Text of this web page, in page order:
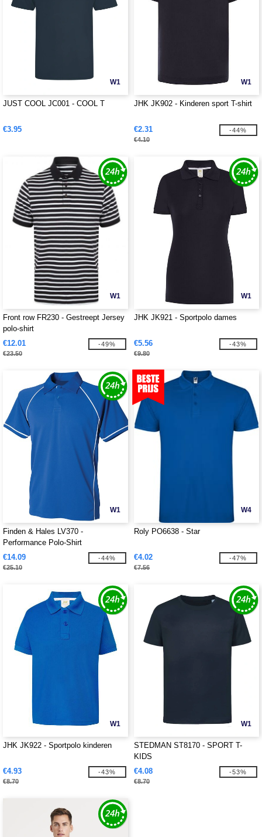
W1
JUST COOL JC001 - COOL T
€3.95
W1
JHK JK902 - Kinderen sport T-shirt
€2.31
€4.10
-44%
W1
Front row FR230 - Gestreept Jersey
polo-shirt
€12.01
€23.50
-49%
W1
JHK JK921 - Sportpolo dames
€5.56
€9.80
-43%
W1
Finden & Hales LV370 -
Performance Polo-Shirt
€14.09
€25.10
-44%
W4
Roly PO6638 - Star
€4.02
€7.56
-47%
W1
JHK JK922 - Sportpolo kinderen
€4.93
€8.70
-43%
W1
STEDMAN ST8170 - SPORT T-
KIDS
€4.08
€8.70
-53%